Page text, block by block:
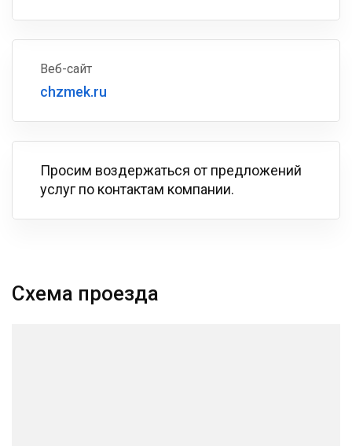
Веб-сайт
chzmek.ru
Просим воздержаться от предложений
услуг по контактам компании.
Схема проезда